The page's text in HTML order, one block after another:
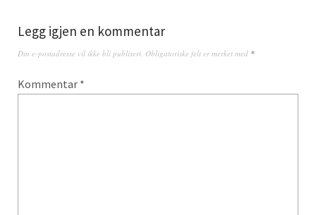
Legg igjen en kommentar
Din e-postadresse vil ikke bli publisert. Obligatoriske felt er merket med *
Kommentar *